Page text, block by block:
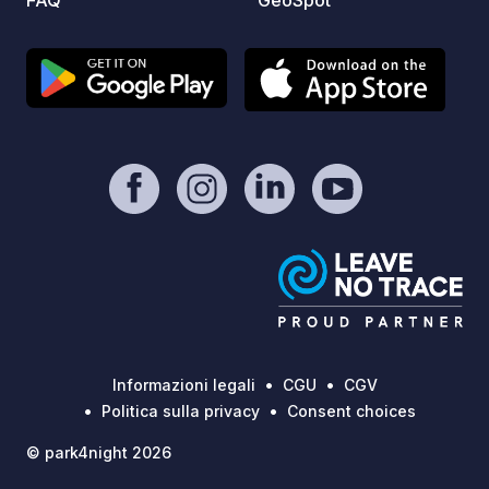
benvenuti! (Al momento della
grande"). I cani sono benvenuti!
Disponibilità e prenotazione
Informazioni legali CGU
CGV
Politica sulla privacy
Consent choices
© park4night 2026